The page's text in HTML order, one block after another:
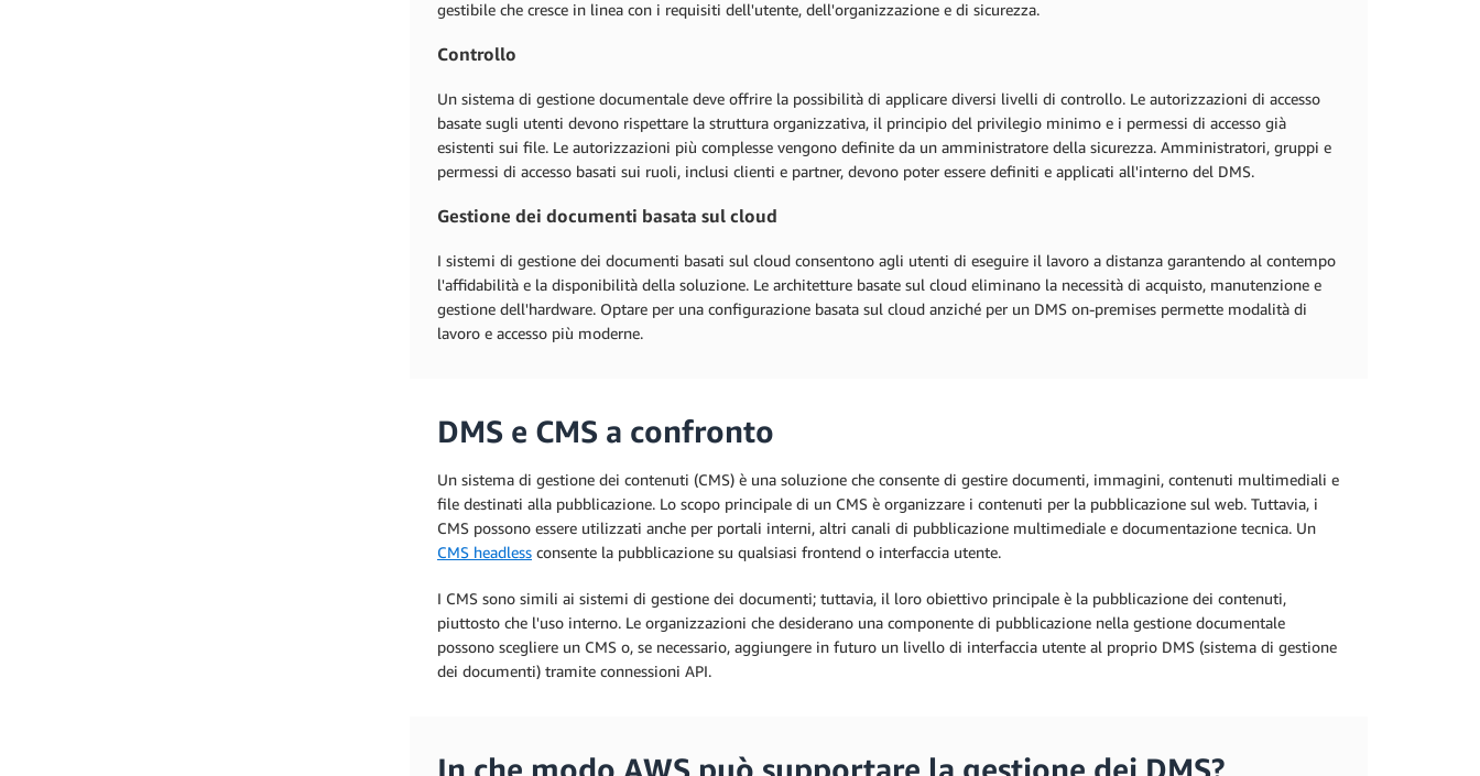
gestibile che cresce in linea con i requisiti dell'utente, dell'organizzazione e di sicurezza.
Controllo
Un sistema di gestione documentale deve offrire la possibilità di applicare diversi livelli di controllo. Le autorizzazioni di accesso
basate sugli utenti devono rispettare la struttura organizzativa, il principio del privilegio minimo e i permessi di accesso già
esistenti sui file. Le autorizzazioni più complesse vengono definite da un amministratore della sicurezza. Amministratori, gruppi e
permessi di accesso basati sui ruoli, inclusi clienti e partner, devono poter essere definiti e applicati all'interno del DMS.
Gestione dei documenti basata sul cloud
I sistemi di gestione dei documenti basati sul cloud consentono agli utenti di eseguire il lavoro a distanza garantendo al contempo
l'affidabilità e la disponibilità della soluzione. Le architetture basate sul cloud eliminano la necessità di acquisto, manutenzione e
gestione dell'hardware. Optare per una configurazione basata sul cloud anziché per un DMS on-premises permette modalità di
lavoro e accesso più moderne.
DMS e CMS a confronto
Un sistema di gestione dei contenuti (CMS) è una soluzione che consente di gestire documenti, immagini, contenuti multimediali e
file destinati alla pubblicazione. Lo scopo principale di un CMS è organizzare i contenuti per la pubblicazione sul web. Tuttavia, i
CMS possono essere utilizzati anche per portali interni, altri canali di pubblicazione multimediale e documentazione tecnica. Un
CMS headless consente la pubblicazione su qualsiasi frontend o interfaccia utente.
I CMS sono simili ai sistemi di gestione dei documenti; tuttavia, il loro obiettivo principale è la pubblicazione dei contenuti,
piuttosto che l'uso interno. Le organizzazioni che desiderano una componente di pubblicazione nella gestione documentale
possono scegliere un CMS o, se necessario, aggiungere in futuro un livello di interfaccia utente al proprio DMS (sistema di gestione
dei documenti) tramite connessioni API.
In che modo AWS può supportare la gestione dei DMS?